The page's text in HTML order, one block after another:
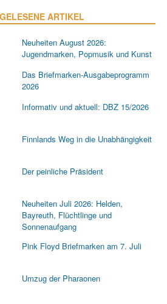
ARTIKEL
Neuheiten August 2026:
Jugendmarken, Popmusik und Kunst
Das Briefmarken-Ausgabeprogramm
2026
Informativ und aktuell: DBZ 15/2026
Finnlands Weg in die Unabhängigkeit
Der peinliche Präsident
Neuheiten Juli 2026: Helden,
Bayreuth, Flüchtlinge und
Sonnenaufgang
Pink Floyd Briefmarken am 7. Juli
Umzug der Pharaonen